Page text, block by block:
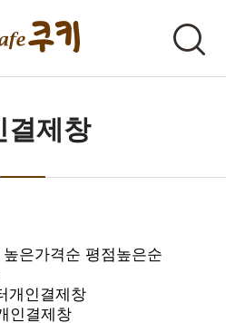
결제창
높은가격순 평점높은순
인결제창